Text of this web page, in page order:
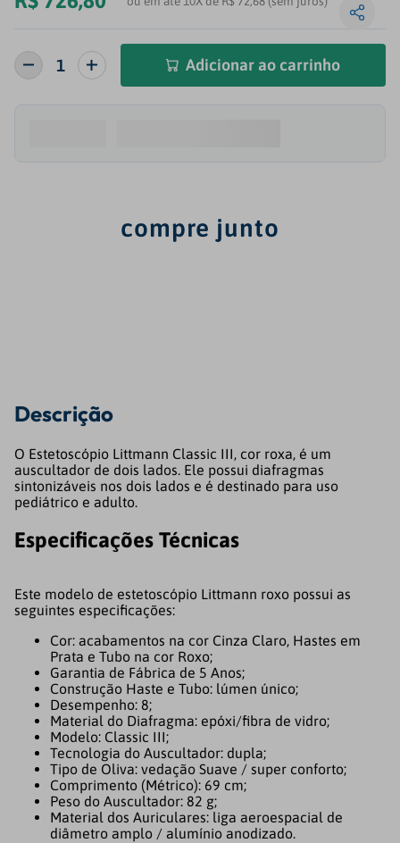
Adicionar ao carrinho
compre junto
Descrição
O Estetoscópio Littmann Classic III, cor roxa, é um
auscultador de dois lados. Ele possui diafragmas
sintonizáveis nos dois lados e é destinado para uso
pediátrico e adulto.
Especificações Técnicas
Este modelo de estetoscópio Littmann roxo possui as
seguintes especificações:
Cor: acabamentos na cor Cinza Claro, Hastes em
Prata e Tubo na cor Roxo;
Garantia de Fábrica de 5 Anos;
Construção Haste e Tubo: lúmen único;
Desempenho: 8;
Material do Diafragma: epóxi/fibra de vidro;
Modelo: Classic III;
Tecnologia do Auscultador: dupla;
Tipo de Oliva: vedação Suave / super conforto;
Comprimento (Métrico): 69 cm;
Peso do Auscultador: 82 g;
Material dos Auriculares: liga aeroespacial de
diâmetro amplo / alumínio anodizado.